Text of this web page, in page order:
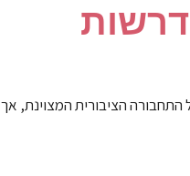
הציבורית המצוינת, אך